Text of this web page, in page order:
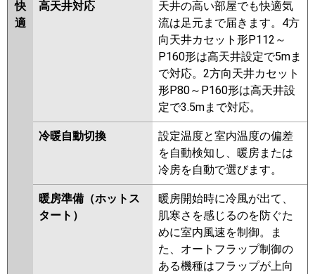
ERMP160LE3 PLZX-ERMP160L3
PLZX-HRMP160LF2
PLZX-
HRMP160L2 PLZX-ERMP160LE2
PLZX-ERMP160L2 PLZX-
HRMP160LZ PLZX-HRMP160LFZ
PLZX-ERMP160LEZ PLZX-
ERMP160LZ PLZX-HRMP160LFY
PLZX-HRMP160LY PLZX-
ERMP160LEY PLZX-ERMP160LY
PLZX-HRMP160LFV PLZX-
HRMP160LV PLZX-ERMP160LEW
PLZX-ERMP160LW PLZX-
ERMP160LEV PLZX-ERMP160LV
PLZX-ERMP160LER PLZX-
ERMP160LR
快
適
高天井対応
天井の高い部屋でも快適気
流は足元まで届きます。4方
向天井カセット形P112～
P160形は高天井設定で5mま
で対応。2方向天井カセット
形P80～P160形は高天井設
定で3.5mまで対応。
冷暖自動切換
設定温度と室内温度の偏差
を自動検知し、暖房または
冷房を自動で選びます。
暖房準備（ホットス
タート）
暖房開始時に冷風が出て、
肌寒さを感じるのを防ぐた
めに室内風速を制御。ま
た、オートフラップ制御の
ある機種はフラップが上向